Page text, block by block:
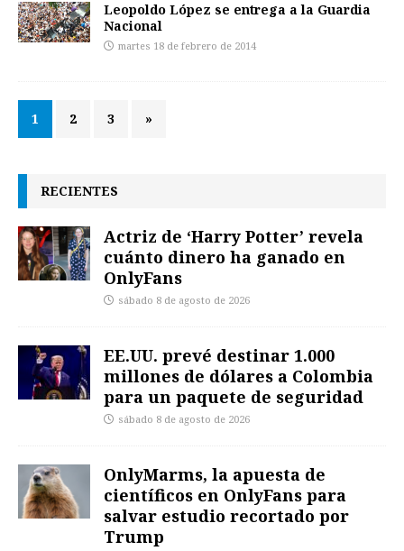
Leopoldo López se entrega a la Guardia
Nacional
martes 18 de febrero de 2014
1 2 3 »
RECIENTES
Actriz de ‘Harry Potter’ revela
cuánto dinero ha ganado en
OnlyFans
sábado 8 de agosto de 2026
EE.UU. prevé destinar 1.000
millones de dólares a Colombia
para un paquete de seguridad
sábado 8 de agosto de 2026
OnlyMarms, la apuesta de
científicos en OnlyFans para
salvar estudio recortado por
Trump